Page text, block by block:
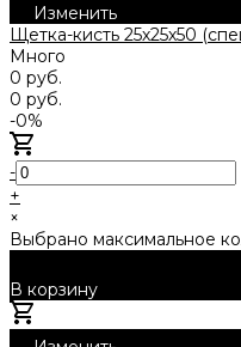
Изменить
Щетка-кисть 25х25х50
Много
0 руб.
0 руб.
-0%
-
+
×
Выбрано максимальное
В корзину